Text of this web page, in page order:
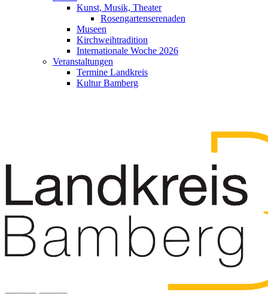
Kunst, Musik, Theater
Rosengartenserenaden
Museen
Kirchweihtradition
Internationale Woche 2026
Veranstaltungen
Termine Landkreis
Kultur Bamberg